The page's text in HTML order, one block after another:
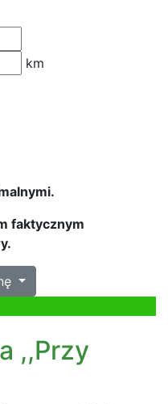
km
faktycznym
,,Przy